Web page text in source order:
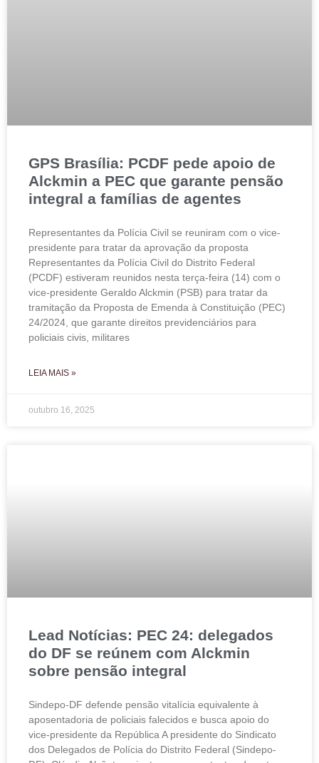
GPS Brasília: PCDF pede apoio de
Alckmin a PEC que garante pensão
integral a famílias de agentes
Representantes da Polícia Civil se reuniram com o vice-
presidente para tratar da aprovação da proposta
Representantes da Polícia Civil do Distrito Federal
(PCDF) estiveram reunidos nesta terça-feira (14) com o
vice-presidente Geraldo Alckmin (PSB) para tratar da
tramitação da Proposta de Emenda à Constituição (PEC)
24/2024, que garante direitos previdenciários para
policiais civis, militares
LEIA MAIS »
outubro 16, 2025
Lead Notícias: PEC 24: delegados
do DF se reúnem com Alckmin
sobre pensão integral
Sindepo-DF defende pensão vitalícia equivalente à
aposentadoria de policiais falecidos e busca apoio do
vice-presidente da República A presidente do Sindicato
dos Delegados de Polícia do Distrito Federal (Sindepo-